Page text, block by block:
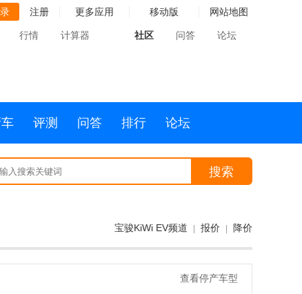
注册 更多应用 移动版 网站地图
行情 计算器 社区 问答 论坛
评测 问答 排行 论坛
搜索
宝骏KiWi EV频道 报价 降价
查看停产车型